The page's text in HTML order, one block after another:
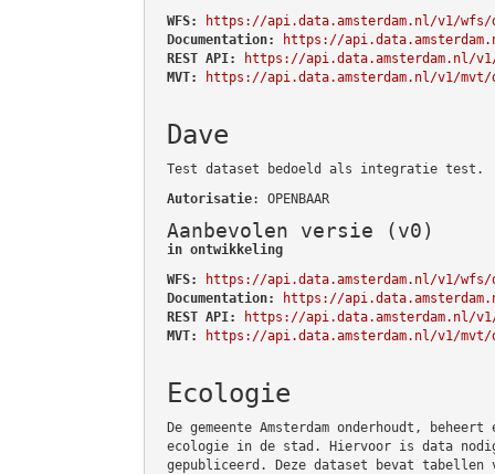
WFS:
https://api.data.amsterdam.nl/v1/wfs/
Documentation:
https://
REST API:
https://api.data.amsterdam.nl/
MVT:
https://api.data.amsterdam.nl/v1/mvt/
Dave
Test dataset bedoeld als integratie test.
Autorisatie: OPENBAAR
Aanbevolen versie (v0)
in ontwikkeling
WFS:
https://api.data.amsterdam.nl/v1/wfs/
Documentation:
https://
REST API:
https://api.data.amsterdam.nl/
MVT:
https://api.data.amsterdam.nl/v1/mvt/
Ecologie
De gemeente Amsterdam onderhoudt,
ecologie in de stad. Hiervoor is data
gepubliceerd. Deze dataset bevat tabellen